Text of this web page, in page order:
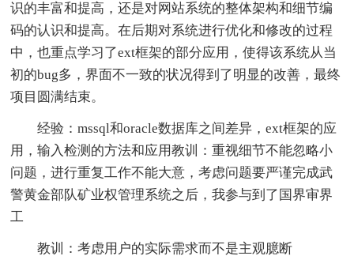
识的丰富和提高，还是对网站系统的整体架构和细节编
码的认识和提高。在后期对系统进行优化和修改的过程
中，也重点学习了ext框架的部分应用，使得该系统从当
初的bug多，界面不一致的状况得到了明显的改善，最终
项目圆满结束。
经验：mssql和oracle数据库之间差异，ext框架的应
用，输入检测的方法和应用教训：重视细节不能忽略小
问题，进行重复工作不能大意，考虑问题要严谨完成武
警黄金部队矿业权管理系统之后，我参与到了国界审界
工
教训：考虑用户的实际需求而不是主观臆断